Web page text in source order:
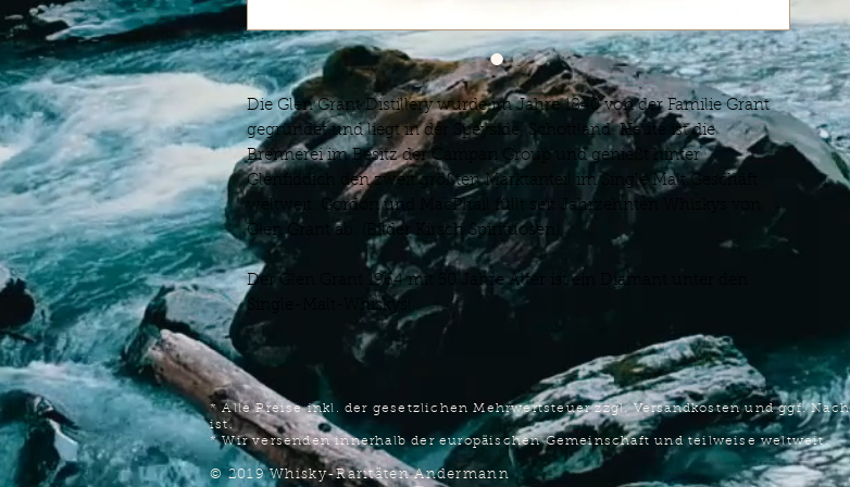
Die Glen Grant Distillery wurde im Jahre 1840 von der Familie Grant
gegründet und liegt in der Speyside, Schottland. Heute ist die
Brennerei im Besitz der Campari Group und genießt hinter
Glenfiddich den zweit größten Marktanteil im Single Malt Geschäft
weltweit. Gordon und MacPhail füllt seit Jahrzehnten Whiskys von
Glen Grant ab. (Bilder Kirsch Spirituosen)
Der Glen Grant 1964 mit 50 Jahre Alter ist ein Diamant unter den
Single-Malt-Whiskys!
* Alle Preise inkl. der gesetzlichen Mehrwertsteuer zzgl. Versandkosten und ggf.
ist.
* Wir versenden innerhalb der europäischen Gemeinschaft und teilweise weltweit.
© 2019 Whisky-Raritäten Andermann